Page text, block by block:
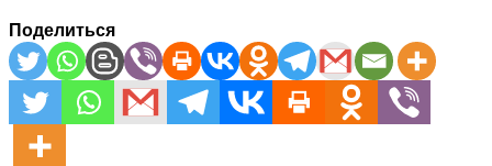
Поделиться